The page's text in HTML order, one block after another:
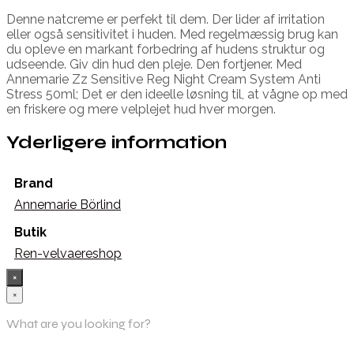
Denne natcreme er perfekt til dem. Der lider af irritation
eller også sensitivitet i huden. Med regelmæssig brug kan
du opleve en markant forbedring af hudens struktur og
udseende. Giv din hud den pleje. Den fortjener. Med
Annemarie Zz Sensitive Reg Night Cream System Anti
Stress 50ml; Det er den ideelle løsning til, at vågne op med
en friskere og mere velplejet hud hver morgen.
Yderligere information
Brand
Annemarie Börlind
Butik
Ren-velvaereshop
×
×
What are you looking for?